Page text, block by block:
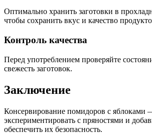
Оптимально хранить заготовки в
чтобы сохранить вкус и качество
Контроль качества
Перед употреблением проверяйте
свежесть заготовок.
Заключение
Консервирование помидоров с яблоками
экспериментировать с пряностями и
обеспечить их безопасность.